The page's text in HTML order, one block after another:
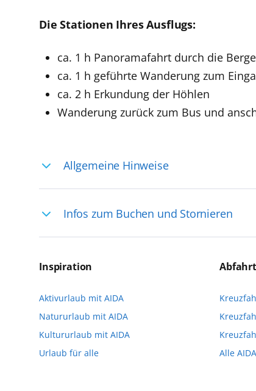
Die Stationen Ihres Ausflugs:
ca. 1 h Panoramafahrt durch die
ca. 1 h geführte Wanderung zum
ca. 2 h Erkundung der Höhlen
Wanderung zurück zum Bus und
Allgemeine Hinweise
selten, sodass dort
das Reiseerlebnis
Infos zum Buchen und Stornieren
Reservierungsanfrage über aida.de/
Verfügung stehen. Deshalb
vorzunehmen.
Inspiration
Aktivurlaub mit AIDA
Natururlaub mit AIDA
Kultururlaub mit AIDA
Urlaub für alle
Alle